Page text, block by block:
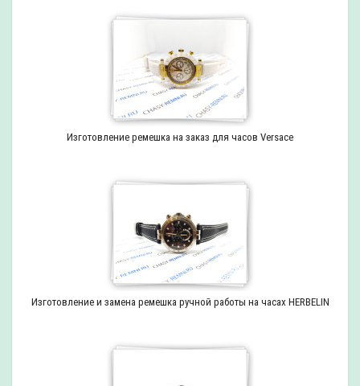
Изготовление ремешка на заказ для часов Versace
Изготовление и замена ремешка ручной работы на часах HERBELIN